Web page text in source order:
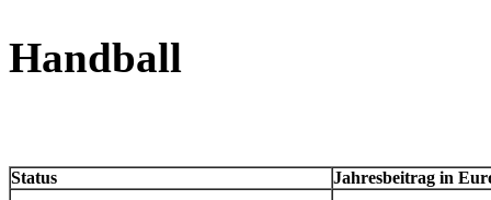
Handball
Status Jahresbeitrag in